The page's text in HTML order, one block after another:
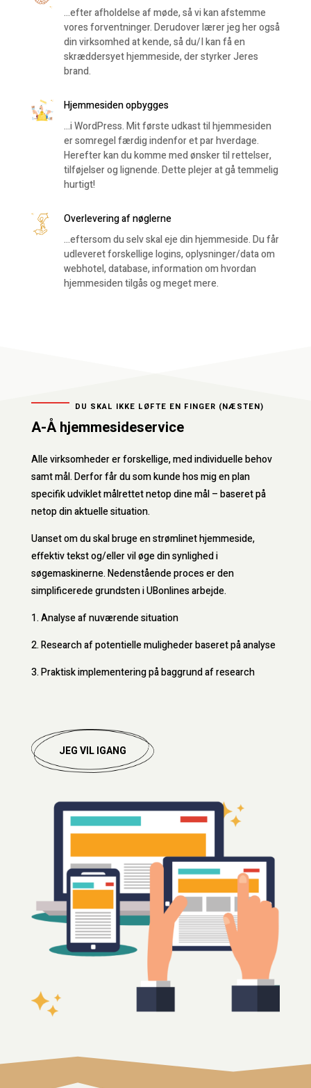
…efter afholdelse af møde, så vi kan afstemme
vores forventninger. Derudover lærer jeg her også
din virksomhed at kende, så du/I kan få en
skræddersyet hjemmeside, der styrker Jeres
brand.
Hjemmesiden opbygges
…i WordPress. Mit første udkast til hjemmesiden
er somregel færdig indenfor et par hverdage.
Herefter kan du komme med ønsker til rettelser,
tilføjelser og lignende. Dette plejer at gå temmelig
hurtigt!
Overlevering af nøglerne
…eftersom du selv skal eje din hjemmeside. Du får
udleveret forskellige logins, oplysninger/data om
webhotel, database, information om hvordan
hjemmesiden tilgås og meget mere.
DU SKAL IKKE LØFTE EN FINGER (NÆSTEN)
A-Å hjemmesideservice
Alle virksomheder er forskellige, med individuelle behov
samt mål. Derfor får du som kunde hos mig en plan
specifik udviklet målrettet netop dine mål – baseret på
netop din aktuelle situation.
Uanset om du skal bruge en strømlinet hjemmeside,
effektiv tekst og/eller vil øge din synlighed i
søgemaskinerne. Nedenstående proces er den
simplificerede grundsten i UBonlines arbejde.
1. Analyse af nuværende situation
2. Research af potentielle muligheder baseret på analyse
3. Praktisk implementering på baggrund af research
JEG VIL IGANG